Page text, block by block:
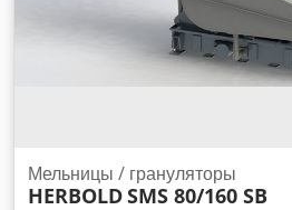
Мельницы / грануляторы
HERBOLDSMS 80/160 SB